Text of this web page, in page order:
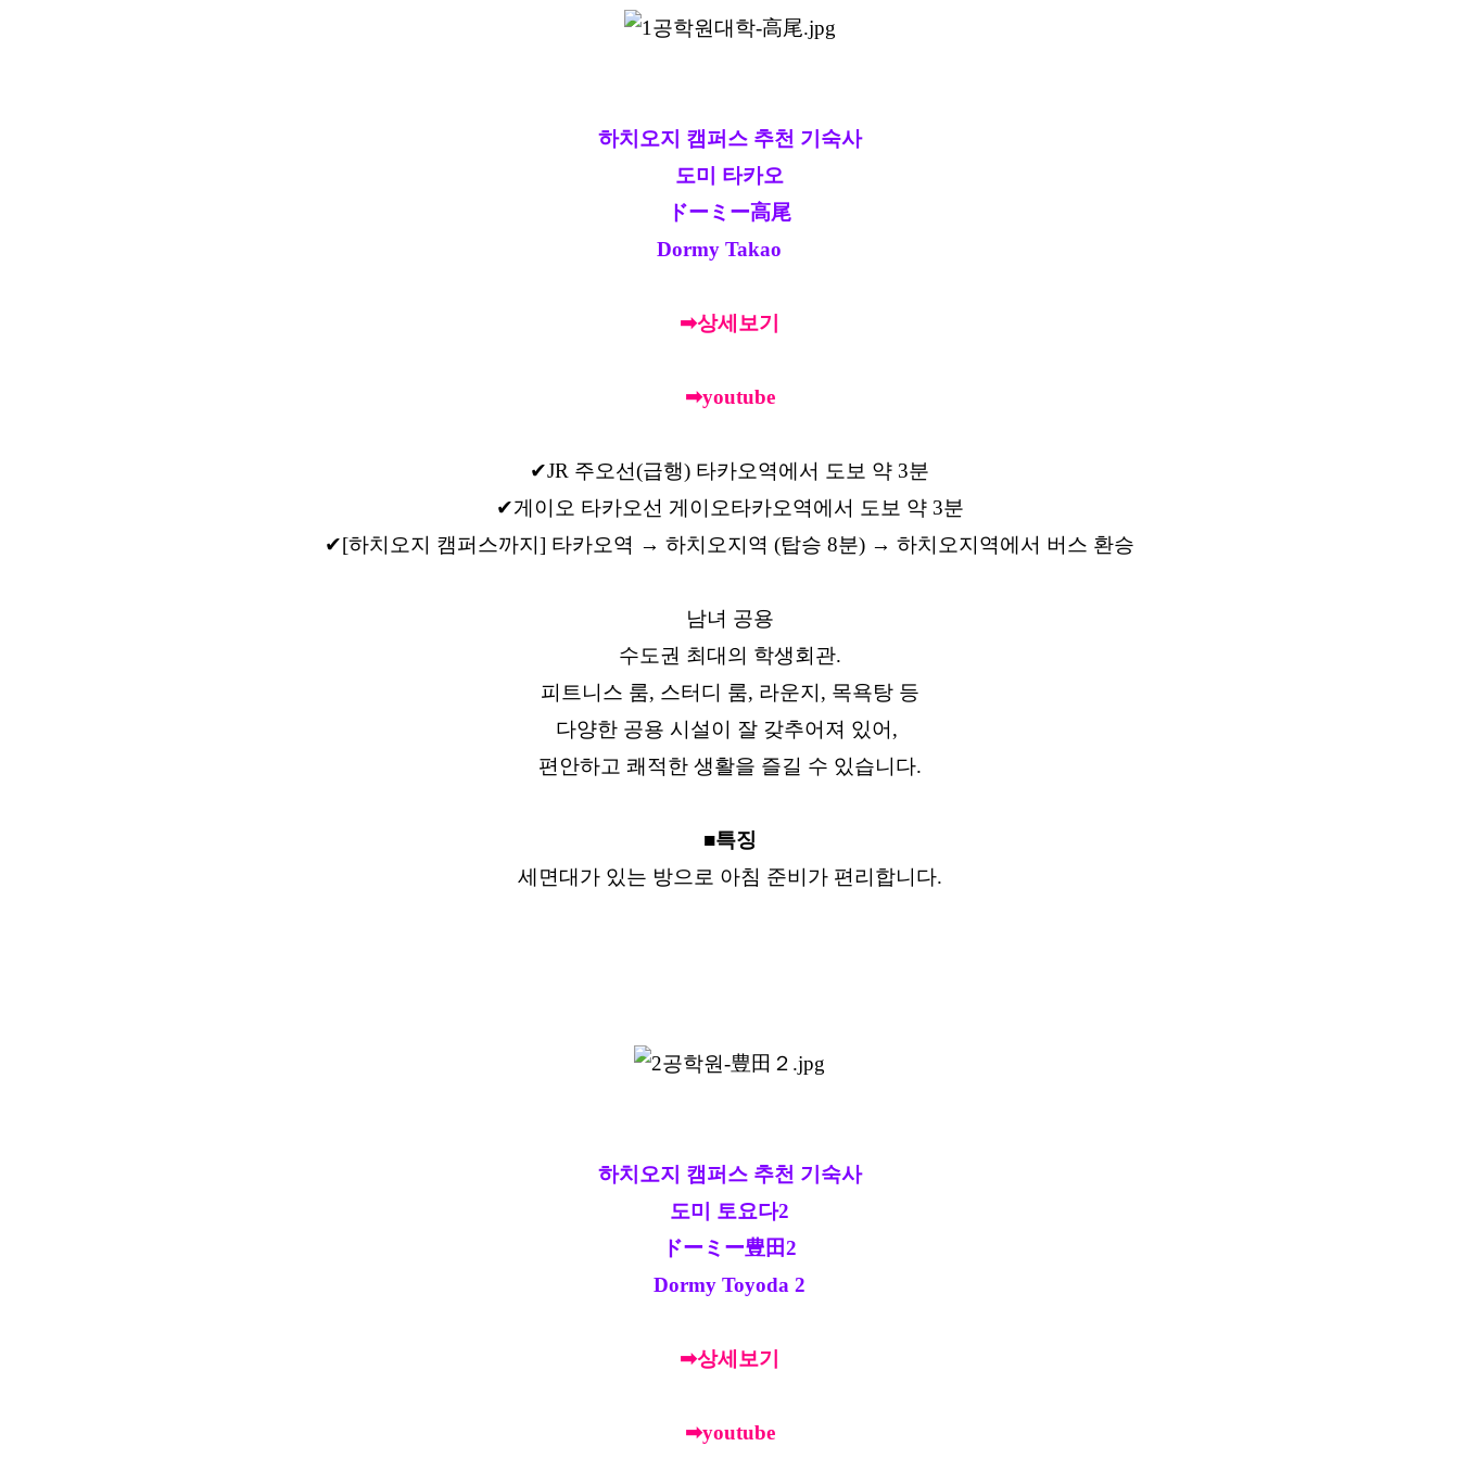
하치오지 캠퍼스 추천 기숙사
도미 타카오
ドーミー高尾
Dormy Takao
➡상세보기
➡youtube
✔JR 주오선(급행) 타카오역에서 도보 약 3분
✔게이오 타카오선 게이오타카오역에서 도보 약 3분
✔[하치오지 캠퍼스까지] 타카오역 → 하치오지역 (탑승 8분) → 하치오지역에서 버스 환승
남녀 공용
수도권 최대의 학생회관.
피트니스 룸, 스터디 룸, 라운지, 목욕탕 등
다양한 공용 시설이 잘 갖추어져 있어,
편안하고 쾌적한 생활을 즐길 수 있습니다.
■특징
세면대가 있는 방으로 아침 준비가 편리합니다.
하치오지 캠퍼스 추천 기숙사
도미 토요다2
ドーミー豊田2
Dormy Toyoda 2
➡상세보기
➡youtube